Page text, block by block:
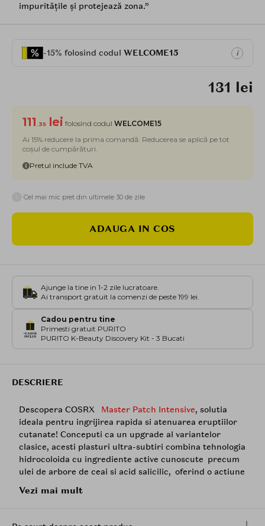
impuritățile și protejează zona.”
-15% folosind codul WELCOME15 i
131 lei
111 .35 lei folosind codul WELCOME15
Ai 15% reducere la prima comandă. Reducerea se aplică pe tot
coșul de cumpărături.
Pretul include TVA
Cel mai mic pret din ultimele 30 de zile
ADAUGA IN COS
Ajunge la tine in 1-2 zile lucratoare.
Ai transport gratuit la comenzi de peste 199 lei.
Cadou pentru tine
Primesti gratuit PURITO
PURITO K-Beauty Discovery Kit - 3 Bucati
DESCRIERE
Descopera COSRX Master Patch Intensive, solutia
ideala pentru ingrijirea rapida si atenuarea eruptiilor
cutanate! Conceputi ca un upgrade al variantelor
clasice, acesti plasturi ultra-subtiri combina tehnologia
hidrocoloida cu ingrediente active cunoscute precum
ulei de arbore de ceai si acid salicilic, oferind o actiune
Vezi mai mult